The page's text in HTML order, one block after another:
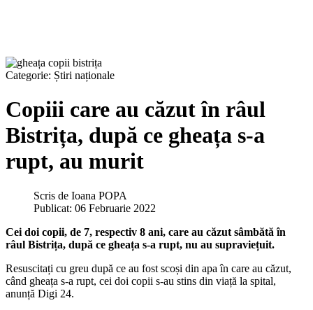
Categorie: Știri naționale
Copiii care au căzut în râul
Bistrița, după ce gheața s-a
rupt, au murit
Scris de Ioana POPA
Publicat: 06 Februarie 2022
Cei doi copii, de 7, respectiv 8 ani, care au căzut sâmbătă în
râul Bistrița, după ce gheața s-a rupt, nu au supraviețuit.
Resuscitați cu greu după ce au fost scoși din apa în care au căzut,
când gheața s-a rupt, cei doi copii s-au stins din viață la spital,
anunță Digi 24.